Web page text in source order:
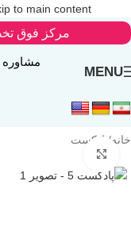
to main content
مرکز فوق
MENU
مشاوره
خانه/ پادکست